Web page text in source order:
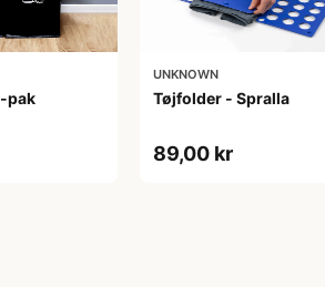
pak
UNKNOWN
Tøjfolder - Spralla
89,00 kr